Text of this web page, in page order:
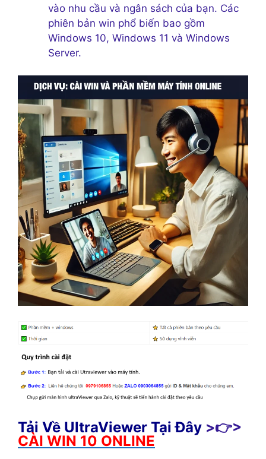
vào nhu cầu và ngân sách của bạn. Các
phiên bản win phổ biến bao gồm
Windows 10, Windows 11 và Windows
Server.
Tải Về UltraViewer Tại Đây >👉>
CÀI WIN 10 ONLINE